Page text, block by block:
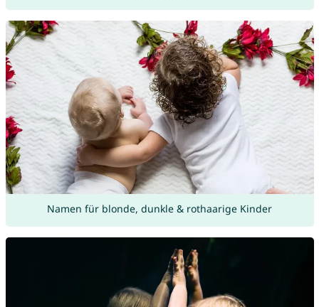
Namen für blonde, dunkle & rothaarige Kinder